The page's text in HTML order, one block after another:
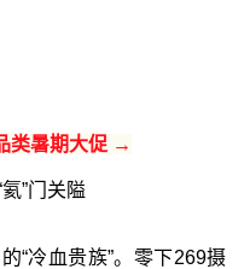
类暑期大促 →
”门关隘
“冷血贵族”。零下269摄